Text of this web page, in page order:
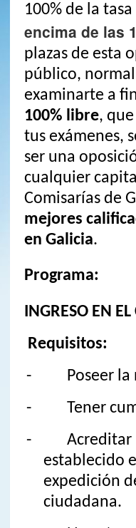
100% de la
encima de las
plazas de esta
público,
examinarte a
100% libre,
tus exámenes,
ser una
cualquier
Comisarías de
mejores
en Galicia.
Programa:
INGRESO EN
Requisitos:
- Poseer la
- Tener
- Acreditar
establecido
expedición
ciudadana.